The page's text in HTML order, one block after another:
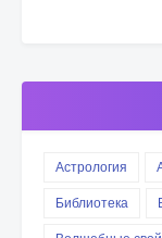
Астрология
Библиотека